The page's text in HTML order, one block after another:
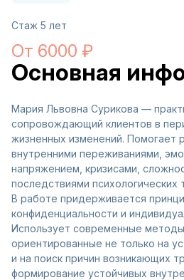
Стаж 5 лет
От 6000 ₽
Основная
Мария Львовна Сурикова —
сопровождающий клиентов в
жизненных изменений. Помогает
внутренними переживаниями,
напряжением, кризисами,
последствиями психологических
В работе придерживается
конфиденциальности и
Использует современные методы
ориентированные не только на
и на поиск причин возникающих
формирование устойчивых